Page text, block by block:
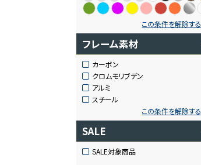
この条件を解除する
フレーム素材
カーボン
クロムモリブデン
アルミ
スチール
この条件を解除する
SALE
SALE対象商品